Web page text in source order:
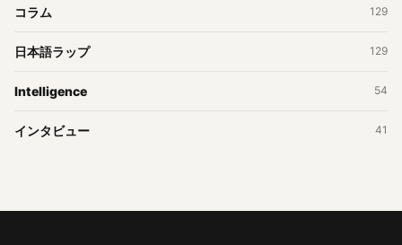
コラム 129
日本語ラップ 129
Intelligence 54
インタビュー 41